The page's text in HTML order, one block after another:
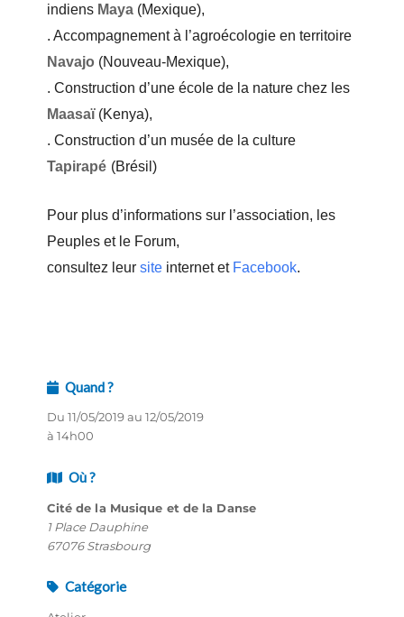
indiens Maya (Mexique),
. Accompagnement à l’agroécologie en territoire
Navajo (Nouveau-Mexique),
. Construction d’une école de la nature chez les
Maasaï(Kenya),
. Construction d’un musée de la culture
Tapirapé (Brésil)
Pour plus d’informations sur l’association, les
Peuples et le Forum,
consultez leur siteinternet et Facebook.
Quand ?
Du 11/05/2019 au 12/05/2019
à 14h00
Où ?
Cité de la Musique et de la Danse
1 Place Dauphine
67076 Strasbourg
Catégorie